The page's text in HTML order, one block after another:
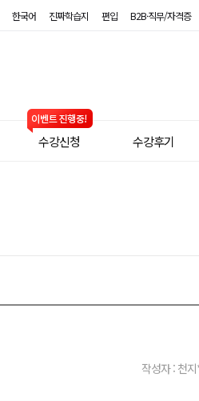
한국어 진짜학습지 편입 B2B·직무/자격증
수강신청 수강후기
작성자 : 천